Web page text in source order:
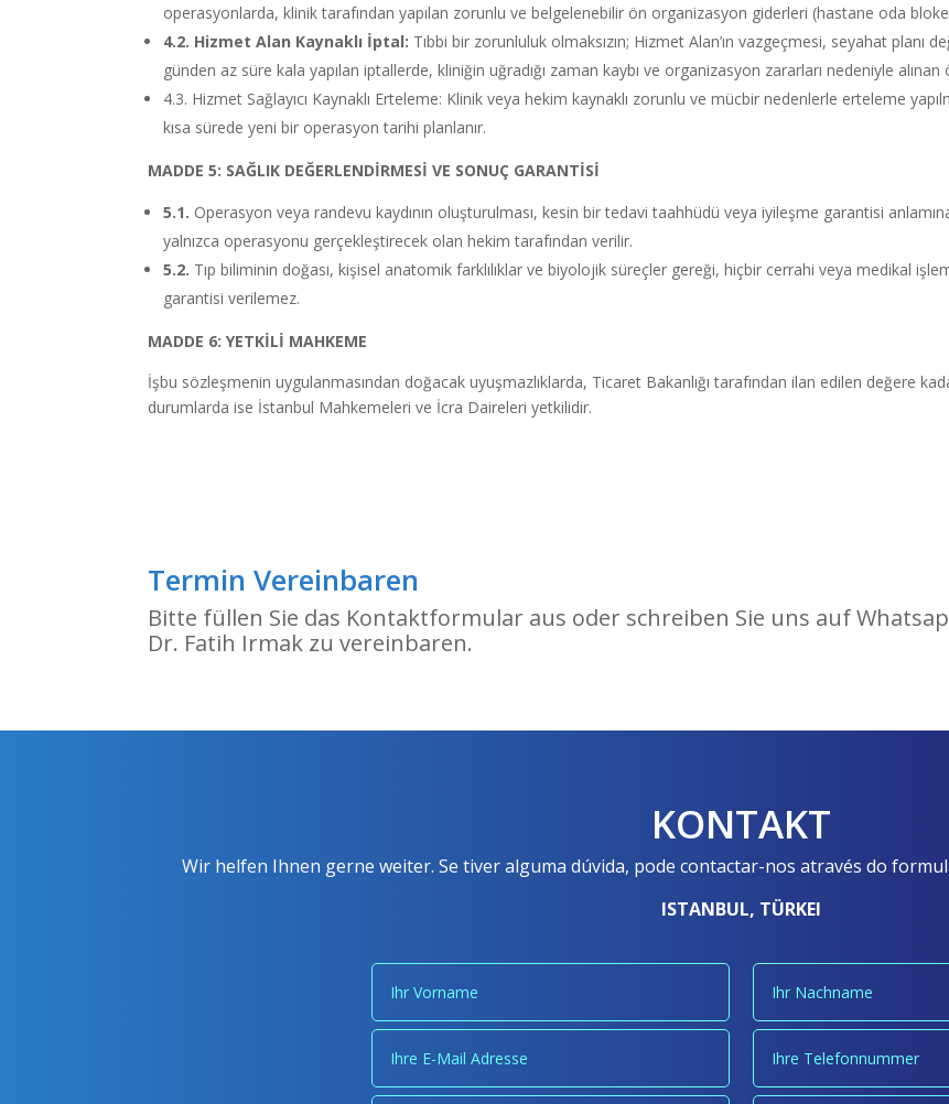
operasyonlarda, klinik tarafından yapılan zorunlu ve belgelenebilir ön organizasyon giderleri (hastane oda
4.2. Hizmet Alan Kaynaklı İptal: Tıbbi bir zorunluluk olmaksızın; Hizmet Alan’ın vazgeçmesi, seyahat
günden az süre kala yapılan iptallerde, kliniğin uğradığı zaman kaybı ve organizasyon zararları nedeniyle
4.3. Hizmet Sağlayıcı Kaynaklı Erteleme: Klinik veya hekim kaynaklı zorunlu ve mücbir nedenlerle erteleme
kısa sürede yeni bir operasyon tarihi planlanır.
MADDE 5: SAĞLIK DEĞERLENDİRMESİ VE SONUÇ GARANTİSİ
5.1. Operasyon veya randevu kaydının oluşturulması, kesin bir tedavi taahhüdü veya iyileşme garantisi
yalnızca operasyonu gerçekleştirecek olan hekim tarafından verilir.
5.2. Tıp biliminin doğası, kişisel anatomik farklılıklar ve biyolojik süreçler gereği, hiçbir cerrahi veya medikal
garantisi verilemez.
MADDE 6: YETKİLİ MAHKEME
İşbu sözleşmenin uygulanmasından doğacak uyuşmazlıklarda, Ticaret Bakanlığı tarafından ilan edilen değere
durumlarda ise İstanbul Mahkemeleri ve İcra Daireleri yetkilidir.
Termin Vereinbaren
Bitte füllen Sie das Kontaktformular aus oder schreiben Sie uns auf
Dr. Fatih Irmak zu vereinbaren.
KONTAKT
Wir helfen Ihnen gerne weiter. Se tiver alguma dúvida, pode contactar-nos através do
ISTANBUL, TÜRKEI